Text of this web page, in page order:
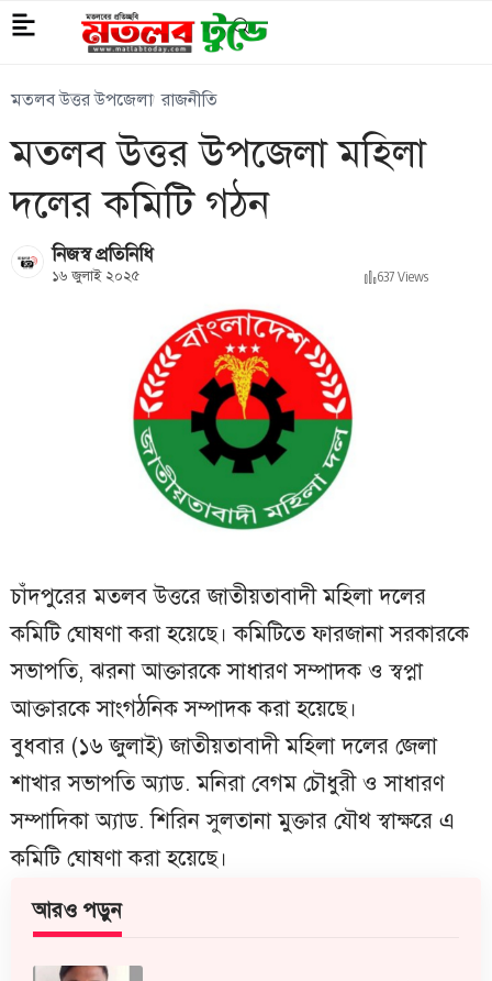
মতলব উত্তর উপজেলা রাজনীতি
মতলব উত্তর উপজেলা মহিলা
দলের কমিটি গঠন
নিজস্ব প্রতিনিধি
১৬ জুলাই ২০২৫ 637 Views
চাঁদপুরের মতলব উত্তরে জাতীয়তাবাদী মহিলা দলের
কমিটি ঘোষণা করা হয়েছে। কমিটিতে ফারজানা সরকারকে
সভাপতি, ঝরনা আক্তারকে সাধারণ সম্পাদক ও স্বপ্না
আক্তারকে সাংগঠনিক সম্পাদক করা হয়েছে।
বুধবার (১৬ জুলাই) জাতীয়তাবাদী মহিলা দলের জেলা
শাখার সভাপতি অ্যাড. মনিরা বেগম চৌধুরী ও সাধারণ
সম্পাদিকা অ্যাড. শিরিন সুলতানা মুক্তার যৌথ স্বাক্ষরে এ
কমিটি ঘোষণা করা হয়েছে।
আরও পড়ুন